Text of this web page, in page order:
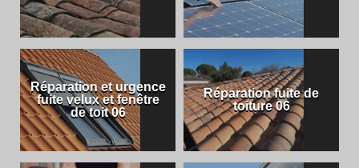
Réparation et urgence
fuite velux et fenêtre
de toit 06
Réparation fuite de
toiture 06